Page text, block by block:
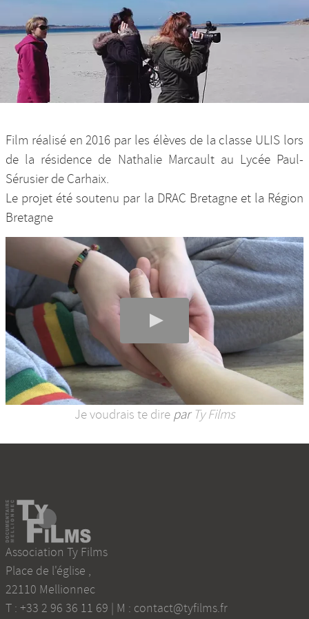
Nos productions et +
Film réalisé en 2016 par les élèves de la classe ULIS lors
de la résidence de Nathalie Marcault au Lycée Paul-
Sérusier de Carhaix.
Le projet été soutenu par la DRAC Bretagne et la Région
Bretagne
Je voudrais te dire par Ty Films
Association Ty Films
Place de l'église ,
22110 Mellionnec
T : +33 2 96 36 11 69 | M : contact@tyfilms.fr